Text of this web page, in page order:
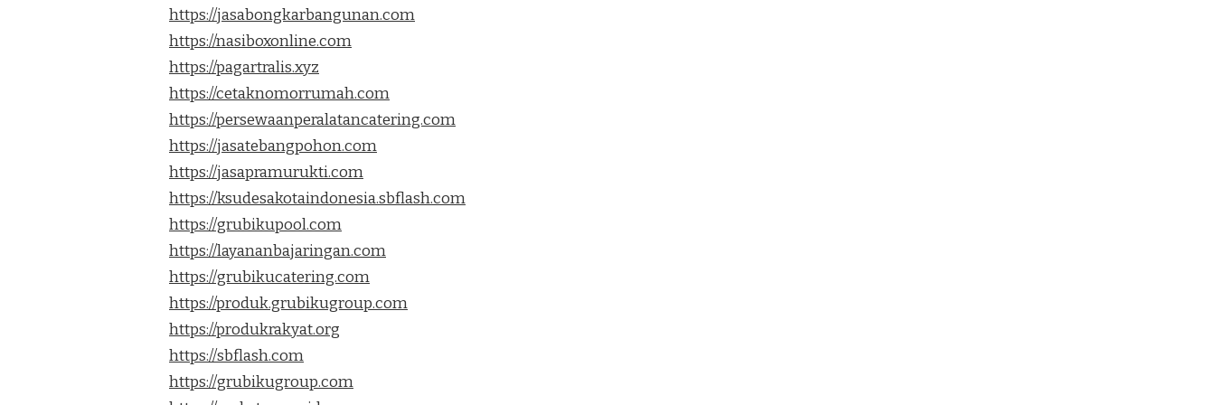
https://jasabongkarbangunan.com
https://nasiboxonline.com
https://pagartralis.xyz
https://cetaknomorrumah.com
https://persewaanperalatancatering.com
https://jasatebangpohon.com
https://jasapramurukti.com
https://ksudesakotaindonesia.sbflash.com
https://grubikupool.com
https://layananbajaringan.com
https://grubikucatering.com
https://produk.grubikugroup.com
https://produkrakyat.org
https://sbflash.com
https://grubikugroup.com